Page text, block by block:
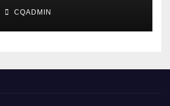
CQADMIN